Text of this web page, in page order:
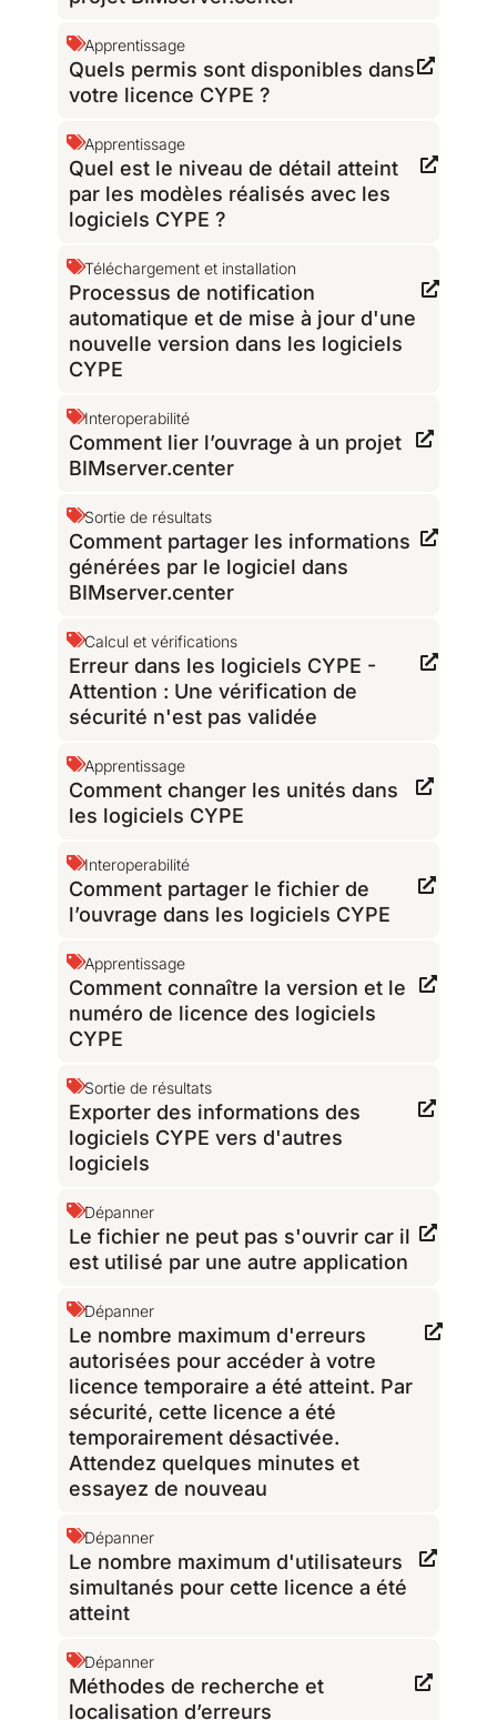
Apprentissage
Quels permis sont disponibles dans
votre licence CYPE ?
Apprentissage
Quel est le niveau de détail atteint
par les modèles réalisés avec les
logiciels CYPE ?
Téléchargement et installation
Processus de notification
automatique et de mise à jour d'une
nouvelle version dans les logiciels
CYPE
Interoperabilité
Comment lier l’ouvrage à un projet
BIMserver.center
Sortie de résultats
Comment partager les informations
générées par le logiciel dans
BIMserver.center
Calcul et vérifications
Erreur dans les logiciels CYPE -
Attention : Une vérification de
sécurité n'est pas validée
Apprentissage
Comment changer les unités dans
les logiciels CYPE
Interoperabilité
Comment partager le fichier de
l’ouvrage dans les logiciels CYPE
Apprentissage
Comment connaître la version et le
numéro de licence des logiciels
CYPE
Sortie de résultats
Exporter des informations des
logiciels CYPE vers d'autres
logiciels
Dépanner
Le fichier ne peut pas s'ouvrir car il
est utilisé par une autre application
Dépanner
Le nombre maximum d'erreurs
autorisées pour accéder à votre
licence temporaire a été atteint. Par
sécurité, cette licence a été
temporairement désactivée.
Attendez quelques minutes et
essayez de nouveau
Dépanner
Le nombre maximum d'utilisateurs
simultanés pour cette licence a été
atteint
Dépanner
Méthodes de recherche et
localisation d’erreurs